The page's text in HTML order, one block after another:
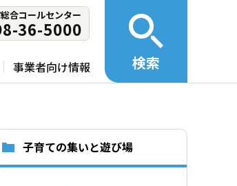
合コールセンター
36-5000
事業者向け情報 検索
子育ての集いと遊び場